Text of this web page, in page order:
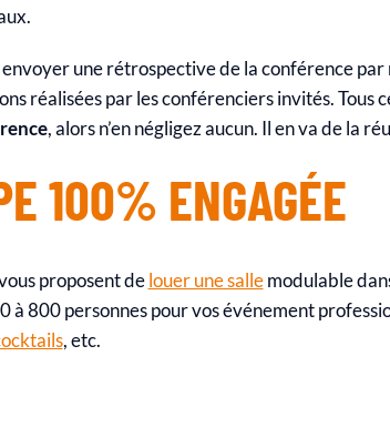
une rétrospective de la conférence
réalisées par les conférenciers invités. Tous
, alors n’en négligez aucun. Il en va de la
100% ENGAGÉE
proposent delouer une sallemodulable
à 800 personnes pour vos événement
, etc.